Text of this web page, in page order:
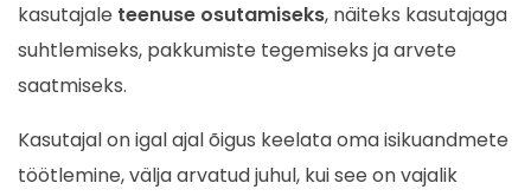
kasutajale teenuse osutamiseks, näiteks kasutajaga
suhtlemiseks, pakkumiste tegemiseks ja arvete
saatmiseks.
Kasutajal on igal ajal õigus keelata oma isikuandmete
töötlemine, välja arvatud juhul, kui see on vajalik